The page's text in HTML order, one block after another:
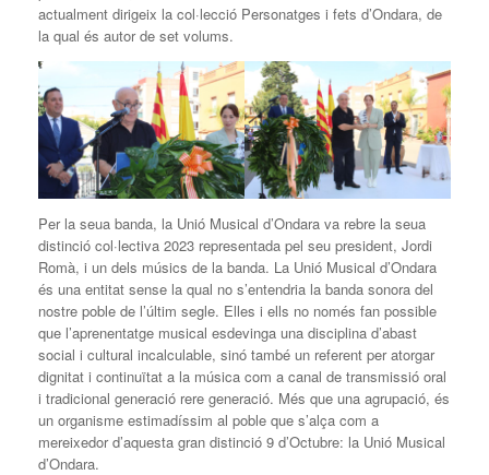
actualment dirigeix la col·lecció Personatges i fets d’Ondara, de
la qual és autor de set volums.
Per la seua banda, la Unió Musical d’Ondara va rebre la seua
distinció col·lectiva 2023 representada pel seu president, Jordi
Romà, i un dels músics de la banda. La Unió Musical d’Ondara
és una entitat sense la qual no s’entendria la banda sonora del
nostre poble de l’últim segle. Elles i ells no només fan possible
que l’aprenentatge musical esdevinga una disciplina d’abast
social i cultural incalculable, sinó també un referent per atorgar
dignitat i continuïtat a la música com a canal de transmissió oral
i tradicional generació rere generació. Més que una agrupació, és
un organisme estimadíssim al poble que s’alça com a
mereixedor d’aquesta gran distinció 9 d’Octubre: la Unió Musical
d’Ondara.